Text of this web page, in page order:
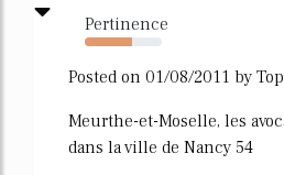
Pertinence
61%
Posted on 01/08/2011 by
Meurthe-et-Moselle, les
dans la ville de Nancy 54